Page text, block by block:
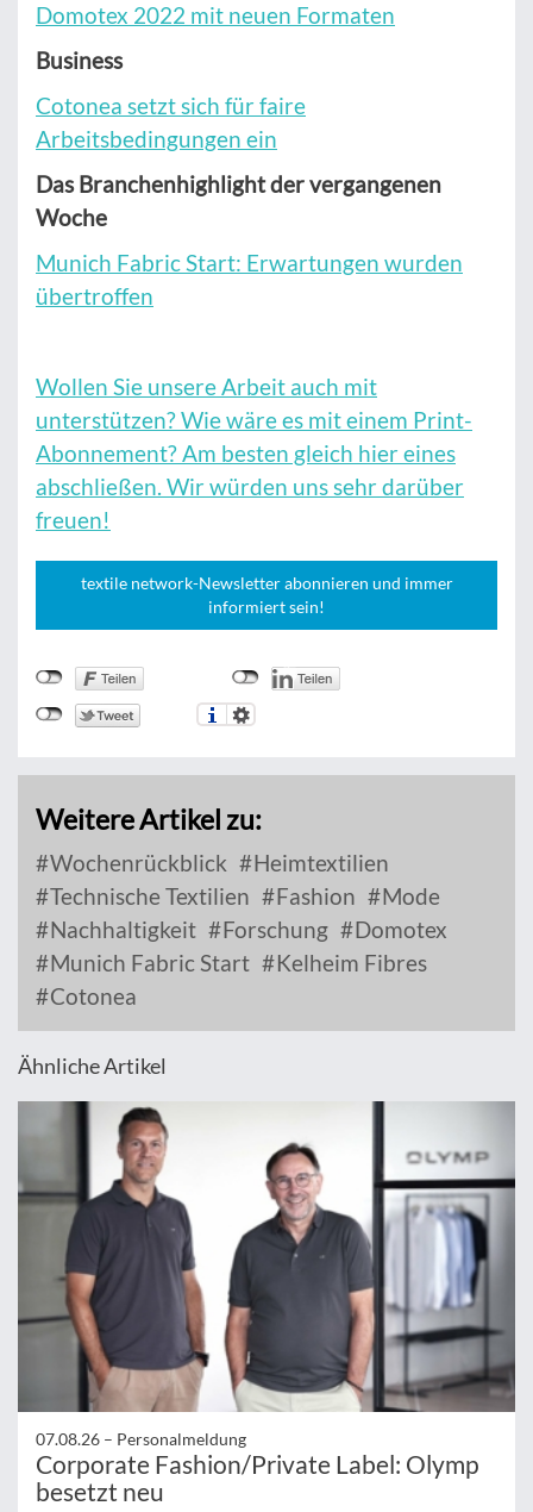
Domotex 2022 mit neuen Formaten
Business
Cotonea setzt sich für faire
Arbeitsbedingungen ein
Das Branchenhighlight der vergangenen
Woche
Munich Fabric Start: Erwartungen wurden
übertroffen
Wollen Sie unsere Arbeit auch mit
unterstützen? Wie wäre es mit einem Print-
Abonnement? Am besten gleich hier eines
abschließen. Wir würden uns sehr darüber
freuen!
textile network-Newsletter abonnieren und immer
informiert sein!
Weitere Artikel zu:
Wochenrückblick
Heimtextilien
Technische Textilien
Fashion
Mode
Nachhaltigkeit
Forschung
Domotex
Munich Fabric Start
Kelheim Fibres
Cotonea
Ähnliche Artikel
07.08.26 – Personalmeldung
Corporate Fashion/Private Label: Olymp
besetzt neu